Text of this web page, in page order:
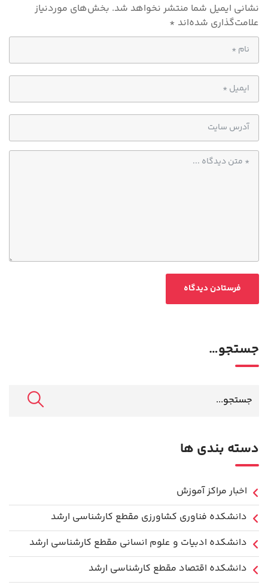
نشانی ایمیل شما منتشر نخواهد شد. بخش‌های موردنیاز
علامت‌گذاری شده‌اند *
جستجو…
دسته بندی ها
اخبار مراکز آموزش
دانشكده فناوري كشاورزی مقطع کارشناسی ارشد
دانشکده ادبیات و علوم انسانی مقطع کارشناسی ارشد
دانشکده اقتصاد مقطع کارشناسی ارشد